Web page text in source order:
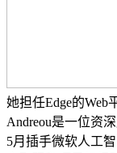
她担任Edge的Web
Andreou是一位资
5月插手微软人工